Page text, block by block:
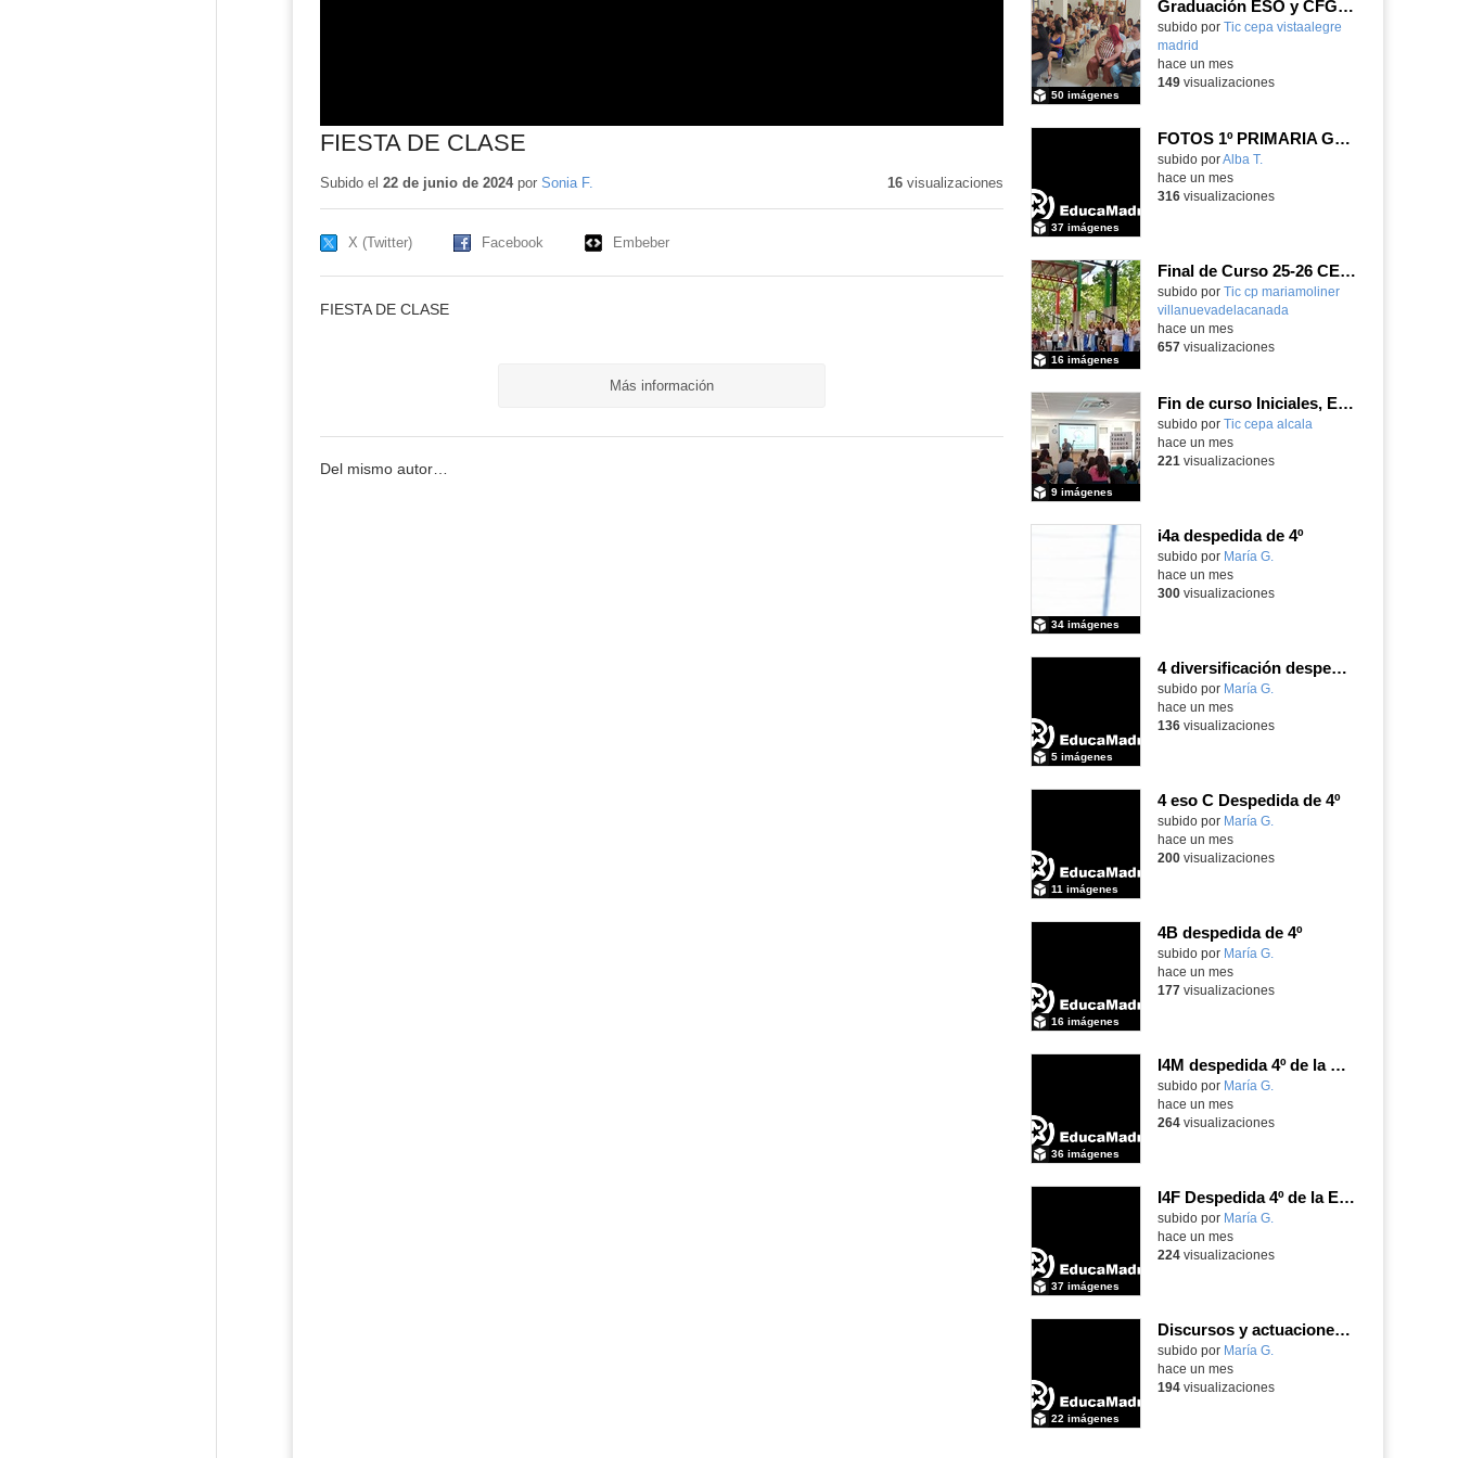
FIESTA DE CLASE
Subido el 22 de junio de 2024por Sonia F. 16visualizaciones
X (Twitter) Facebook Embeber
FIESTA DE CLASE
Más información
Del mismo autor…
Graduación ESO y CFGB 2026
subido por Tic cepa vistaalegre
madrid
50 imágenes
hace un mes
149visualizaciones
FOTOS 1º PRIMARIA GONZALO DE BERCEO
subido porAlba T.
37 imágenes
hace un mes
316visualizaciones
Final de Curso 25-26 CEIPSO MARÍA MOLINER
subido por Tic cp mariamoliner
villanuevadelacanada
16 imágenes
hace un mes
657visualizaciones
Fin de curso Iniciales, Español, Inglés, Informática y Patrimonio
subido por Tic cepa alcala
9 imágenes
hace un mes
221 visualizaciones
i4a despedida de 4º
Contenido educativo.
subido por María G.
34 imágenes
hace un mes
300visualizaciones
4 diversificación despedida de 4º
Contenido educativo.
subido por María G.
5 imágenes
hace un mes
136visualizaciones
4 eso C Despedida de 4º
Contenido educativo.
subido por María G.
11 imágenes
hace un mes
200visualizaciones
4B despedida de 4º
Contenido educativo.
subido por María G.
16 imágenes
hace un mes
177visualizaciones
I4M despedida 4º de la ESO
subido por María G.
36 imágenes
hace un mes
264visualizaciones
I4F Despedida 4º de la ESO
subido por María G.
37 imágenes
hace un mes
224visualizaciones
Discursos y actuaciones despedida de 4º
Contenido educativo.
subido por María G.
22 imágenes
hace un mes
194visualizaciones